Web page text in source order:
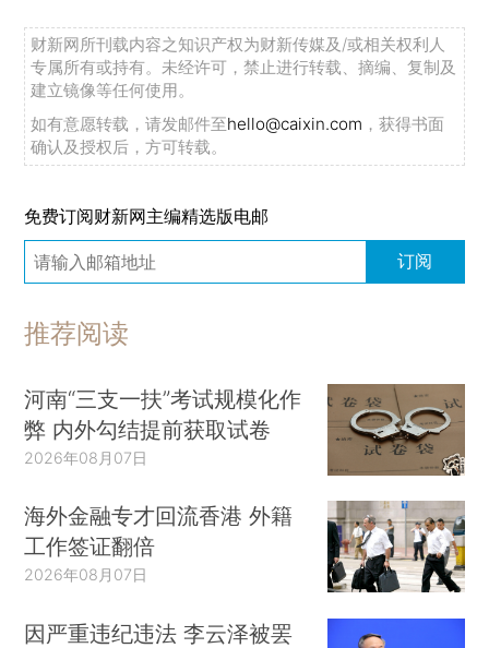
财新网所刊载内容之知识产权为财新传媒及/或相关权利人
专属所有或持有。未经许可，禁止进行转载、摘编、复制及
建立镜像等任何使用。
如有意愿转载，请发邮件至hello@caixin.com ，获得书面
确认及授权后，方可转载。
免费订阅财新网主编精选版电邮
订阅
推荐阅读
河南“三支一扶”考试规模化作
弊 内外勾结提前获取试卷
2026年08月07日
海外金融专才回流香港 外籍
工作签证翻倍
2026年08月07日
因严重违纪违法 李云泽被罢